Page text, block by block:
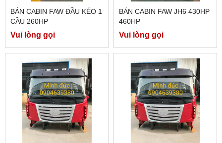
BÁN CABIN FAW ĐẦU KÉO 1
CẦU 260HP
Vui lòng gọi
BÁN CABIN FAW JH6 430HP
460HP
Vui lòng gọi